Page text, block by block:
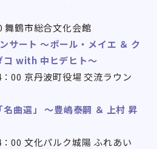
舞鶴市総合文化会館
サート ～ポール・メイエ ＆ ク
コ with 中ヒデヒト～
00 京丹波町役場 交流ラウン
曲選」 ～豊嶋泰嗣 ＆ 上村 昇
00 文化パルク城陽 ふれあい